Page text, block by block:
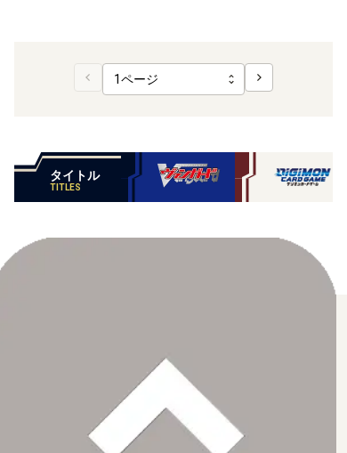
タイトル
TITLES
各種ブランドのカードをご利用いただけます。
【Paidy（後払い/コンビニ払い）】
お支払後の在庫確保となりますため、お早めにお支払をお願いし
なお、お支払口座は、注文確認メールに記載しております。